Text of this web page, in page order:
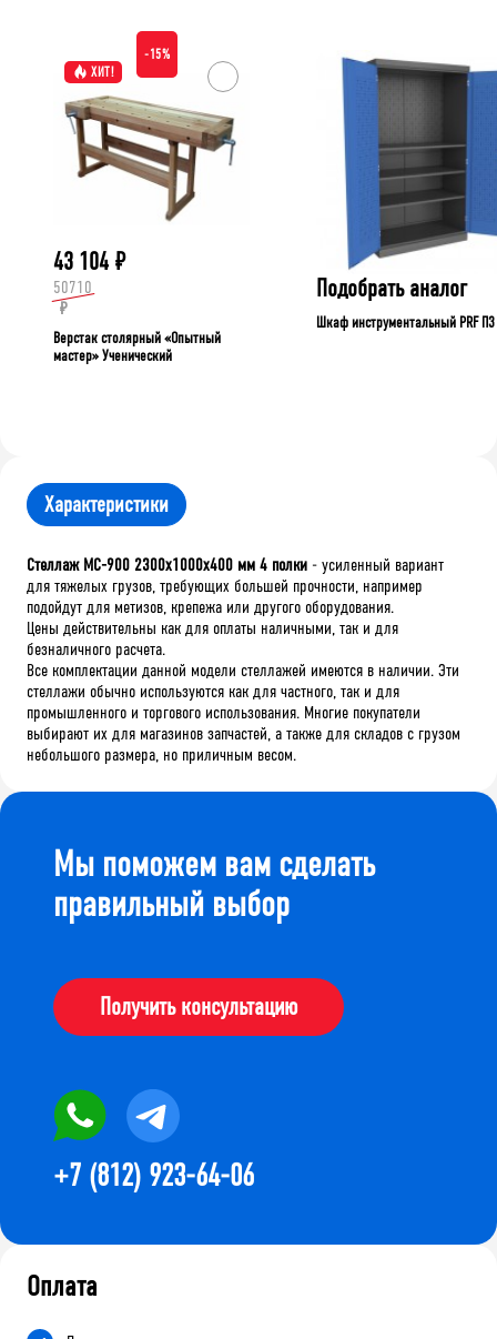
ХИТ!
-15%
43 104 ₽
50710
₽
Верстак столярный «Опытный
мастер» Ученический
Подобрать аналог
Шкаф инструментальный PRF П3
Характеристики
Стеллаж МС-900 2300х1000х400 мм 4 полки - усиленный вариант
для тяжелых грузов, требующих большей прочности, например
подойдут для метизов, крепежа или другого оборудования.
Цены действительны как для оплаты наличными, так и для
безналичного расчета.
Все комплектации данной модели стеллажей имеются в наличии. Эти
стеллажи обычно используются как для частного, так и для
промышленного и торгового использования. Многие покупатели
выбирают их для магазинов запчастей, а также для складов с грузом
небольшого размера, но приличным весом.
Мы поможем вам сделать
правильный выбор
Получить консультацию
+7 (812) 923-64-06
Оплата